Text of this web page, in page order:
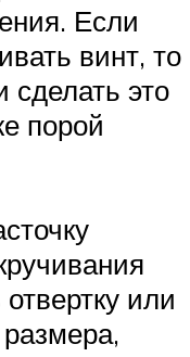
Если
винт, то
сделать это
порой
или